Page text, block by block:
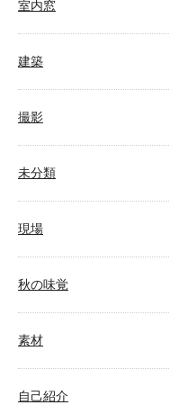
室内窓
建築
撮影
未分類
現場
秋の味覚
素材
自己紹介